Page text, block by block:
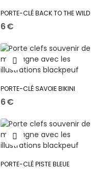
PORTE-CLÉ BACK TO THE WILD
6 €
PORTE-CLÉ SAVOIE BIKINI
6 €
PORTE-CLÉ PISTE BLEUE